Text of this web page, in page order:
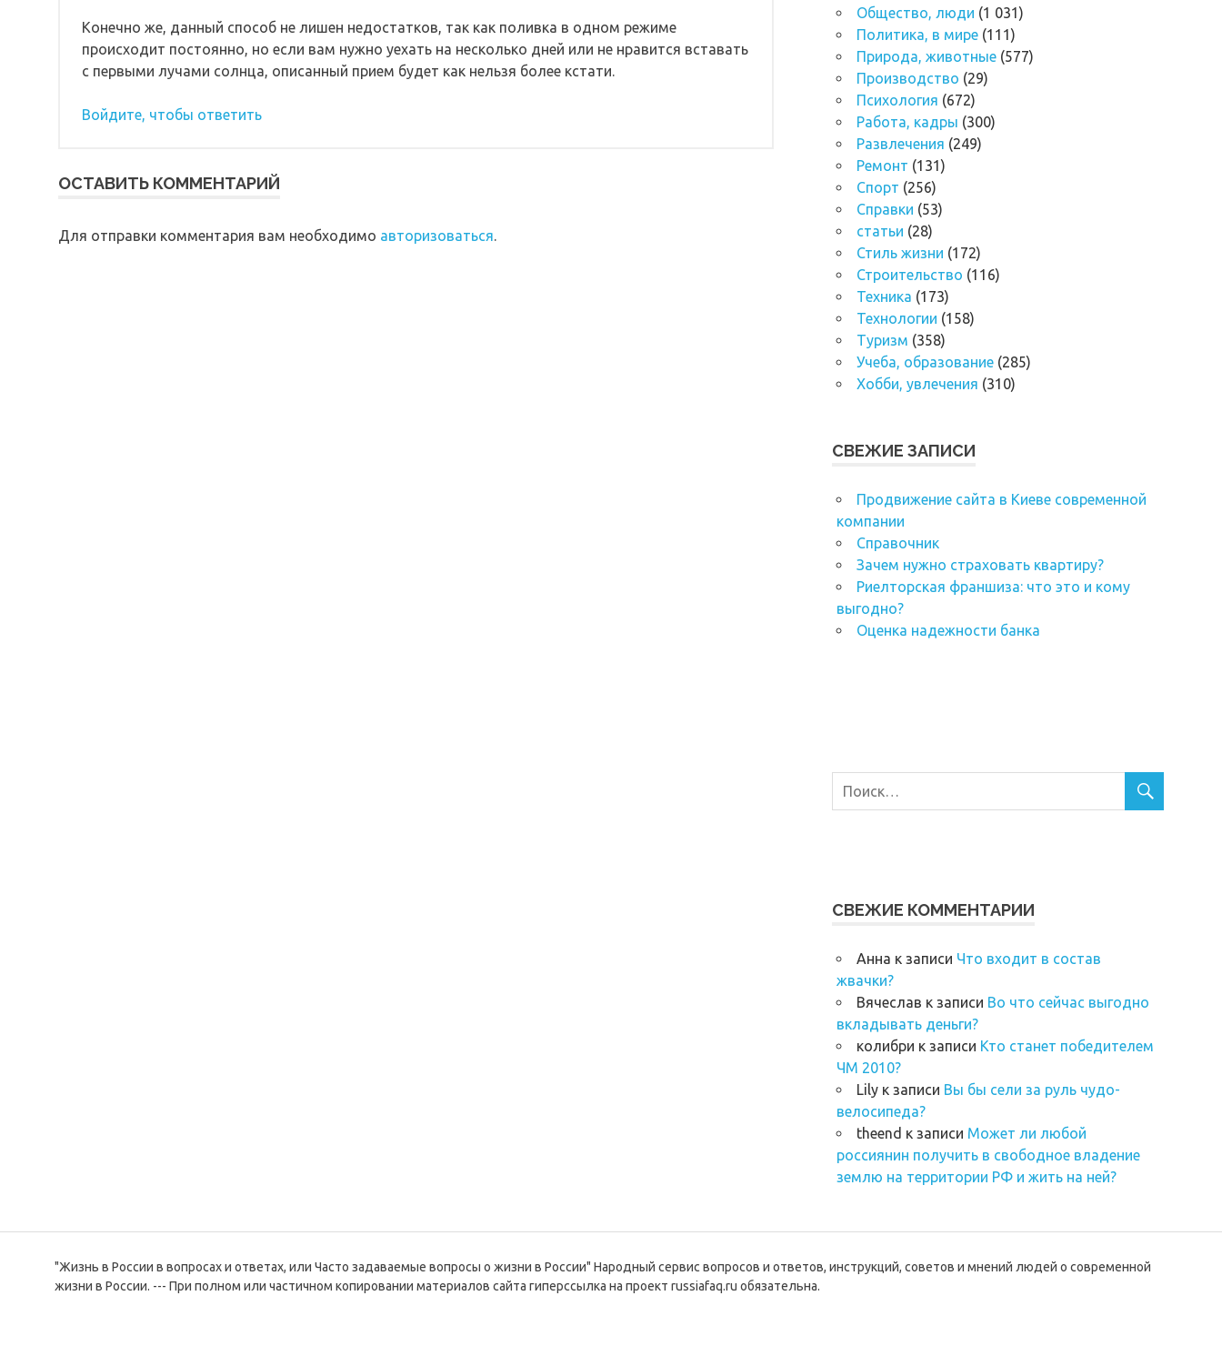
Конечно же, данный способ не лишен недостатков, так как поливка в одном режиме
происходит постоянно, но если вам нужно уехать на несколько дней или не нравится вставать
с первыми лучами солнца, описанный прием будет как нельзя более кстати.
Войдите, чтобы ответить
ОСТАВИТЬ КОММЕНТАРИЙ
Для отправки комментария вам необходимо авторизоваться.
Общество, люди (1 031)
Политика, в мире (111)
Природа, животные (577)
Производство (29)
Психология (672)
Работа, кадры (300)
Развлечения (249)
Ремонт (131)
Спорт (256)
Справки (53)
статьи (28)
Стиль жизни (172)
Строительство (116)
Техника (173)
Технологии (158)
Туризм (358)
Учеба, образование (285)
Хобби, увлечения (310)
СВЕЖИЕ ЗАПИСИ
Продвижение сайта в Киеве современной
компании
Справочник
Зачем нужно страховать квартиру?
Риелторская франшиза: что это и кому
выгодно?
Оценка надежности банка
СВЕЖИЕ КОММЕНТАРИИ
Анна к записи Что входит в состав
жвачки?
Вячеслав к записи Во что сейчас выгодно
вкладывать деньги?
колибри к записи Кто станет победителем
ЧМ 2010?
Lily к записи Вы бы сели за руль чудо-
велосипеда?
theend к записи Может ли любой
россиянин получить в свободное владение
землю на территории РФ и жить на ней?
"Жизнь в России в вопросах и ответах, или Часто задаваемые вопросы о жизни в России" Народный сервис вопросов и ответов, инструкций, советов и мнений людей о современной
жизни в России. --- При полном или частичном копировании материалов сайта гиперссылка на проект russiafaq.ru обязательна.